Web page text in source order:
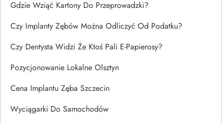
Gdzie Wziąć Kartony Do Przeprowadzki?
Czy Implanty Zębów Można Odliczyć Od Podatku?
Czy Dentysta Widzi Że Ktoś Pali E-Papierosy?
Pozycjonowanie Lokalne Olsztyn
Cena Implantu Zęba Szczecin
Wyciągarki Do Samochodów